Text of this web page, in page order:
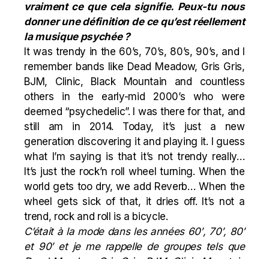
vraiment ce que cela signifie. Peux-tu nous
donner une définition de ce qu’est réellement
la musique psychée ?
It was trendy in the 60’s, 70’s, 80’s, 90’s, and I
remember bands like Dead Meadow, Gris Gris,
BJM, Clinic, Black Mountain and countless
others in the early-mid 2000’s who were
deemed “psychedelic”. I was there for that, and
still am in 2014. Today, it’s just a new
generation discovering it and playing it. I guess
what I’m saying is that it’s not trendy really…
It’s just the rock’n roll wheel turning. When the
world gets too dry, we add Reverb… When the
wheel gets sick of that, it dries off. It’s not a
trend, rock and roll is a bicycle.
C’était à la mode dans les années 60′, 70′, 80′
et 90′ et je me rappelle de groupes tels que